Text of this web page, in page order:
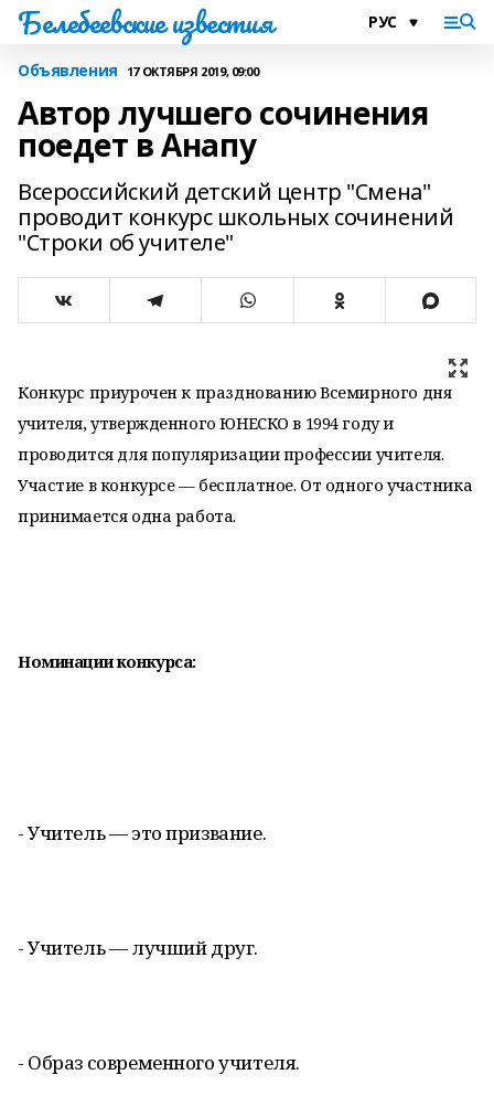
Белебеевские известия
Объявления 17 ОКТЯБРЯ 2019, 09:00
Автор лучшего сочинения
поедет в Анапу
Всероссийский детский центр "Смена"
проводит конкурс школьных сочинений
"Строки об учителе"
Конкурс приурочен к празднованию Всемирного дня
учителя, утвержденного ЮНЕСКО в 1994 году и
проводится для популяризации профессии учителя.
Участие в конкурсе — бесплатное. От одного участника
принимается одна работа.
Номинации конкурса:
- Учитель — это призвание.
- Учитель — лучший друг.
- Образ современного учителя.